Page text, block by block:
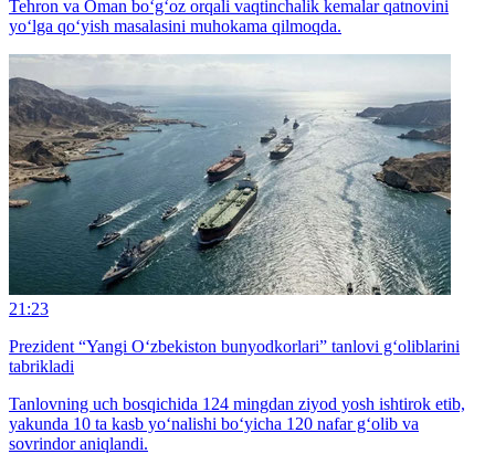
Tehron va Oman bo‘g‘oz orqali vaqtinchalik kemalar qatnovini
yo‘lga qo‘yish masalasini muhokama qilmoqda.
21:23
Prezident “Yangi O‘zbekiston bunyodkorlari” tanlovi g‘oliblarini
tabrikladi
Tanlovning uch bosqichida 124 mingdan ziyod yosh ishtirok etib,
yakunda 10 ta kasb yo‘nalishi bo‘yicha 120 nafar g‘olib va
sovrindor aniqlandi.